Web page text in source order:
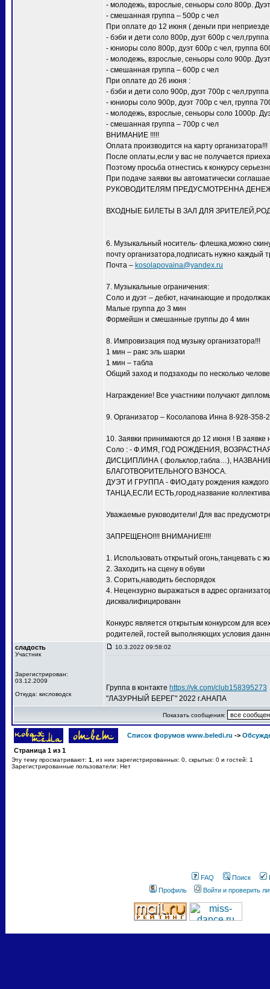
- молодежь, взрослые, сеньоры соло 800р.
- смешанная группа – 500р с чел
При оплате до 12 июня ( деньги при
- бэби и дети соло 800р, дуэт 600р с
- юниоры соло 800р, дуэт 600р с чел, группа
- молодежь, взрослые, сеньоры соло 900р.
- смешанная группа – 600р с чел
При оплате до 26 июня :
- бэби и дети соло 900р, дуэт 700р с
- юниоры соло 900р, дуэт 700р с чел, группа
- молодежь, взрослые, сеньоры соло 1000р.
- смешанная группа – 700р с чел
ВНИМАНИЕ !!!!!
Оплата производится на карту организатора!!!
После оплаты,если у вас не получается
Поэтому просьба отнестись к конкурсу
При подаче заявки вы автоматически
РУКОВОДИТЕЛЯМ ПРЕДУСМОТРЕННА
ВХОДНЫЕ БИЛЕТЫ В ЗАЛ ДЛЯ
6. Музыкальный носитель- флешка,можно
почту организатора,подписать нужно каждый
Почта – kosolapovaina@yandex.ru
7. Музыкальные ограничения:
Соло и дуэт – дебют, начинающие и
Малые группа до 3 мин
Формейшн и смешанные группы до 4 мин
8. Импровизация под музыку организатора!!!
1 мин – ракс эль шарки
1 мин – табла
Общий заход и подзаходы по несколько
Награждение! Все участники получают
9. Организатор – Косолапова Инна 8-928-358-
10. Заявки принимаются до 12 июня ! В заявке
Соло : - Ф.ИМЯ, ГОД РОЖДЕНИЯ, ВОЗРАСТНАЯ
ДИСЦИПЛИНА ( фольклор,табла…), НАЗВАНИЕ
БЛАГОТВОРИТЕЛЬНОГО ВЗНОСА.
ДУЭТ И ГРУППА - ФИО,дату рождения
ТАНЦА,ЕСЛИ ЕСТЬ,город,название
Уважаемые руководители! Для вас
ЗАПРЕЩЕНО!!!! ВНИМАНИЕ!!!!
1. Использовать открытый огонь,танцевать
2. Заходить на сцену в обуви
3. Сорить,наводить беспорядок
4. Нецензурно выражаться в адрес
дисквалифицированн
Конкурс является открытым конкурсом для
родителей, гостей выполняющих условия
сладость
Участник
Зарегистрирован:
03.12.2009
Откуда: кисловодск
10.3.2022 09:58:02
Группа в контакте https://vk.com/club158395273
"ЛАЗУРНЫЙ БЕРЕГ" 2022 г.АНАПА
Показать сообщения:
Список форумов www.beledi.ru ->
Страница 1 из 1
Эту тему просматривают: 1
, из них зарегистрированных: 0, скрытых: 0 и гостей: 1
Зарегистрированные пользователи: Нет
FAQ Поиск
Профиль
Войти и проверить